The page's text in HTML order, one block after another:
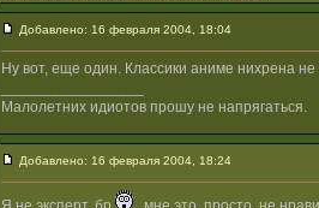
Добавлено: 16 февраля 2004, 18:04
Ну вот, еще один. Классики аниме нихрена
Малолетних идиотов прошу не напрягаться.
Добавлено: 16 февраля 2004, 18:24